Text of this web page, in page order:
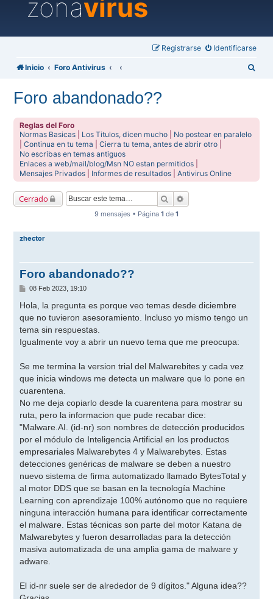
zonavirus
Identificarse
Registrarse
Inicio Foro Antivirus
Foro abandonado??
Reglas del Foro
Normas Basicas
Los Titulos, dicen mucho
No postear en paralelo
|Continua en tu tema |Cierra tu tema, antes de abrir otro
No escribas en temas antiguos
Enlaces a web/mail/blog/Msn NO estan permitidos
Mensajes Privados
Informes de resultados |Antivirus Online
Cerrado Buscar
9 mensajes • Página 1 de 1
zhector
Foro abandonado??
M
n
a
j
e
08 Feb 2023, 19:10
Hola, la pregunta es porque veo temas desde diciembre
que no tuvieron asesoramiento. Incluso yo mismo tengo un
tema sin respuestas.
Igualmente voy a abrir un nuevo tema que me preocupa:
Se me termina la version trial del Malwarebites y cada vez
que inicia windows me detecta un malware que lo pone en
cuarentena.
No me deja copiarlo desde la cuarentena para mostrar su
ruta, pero la informacion que pude recabar dice:
"Malware.AI. (id-nr) son nombres de detección producidos
por el módulo de Inteligencia Artificial en los productos
empresariales Malwarebytes 4 y Malwarebytes. Estas
detecciones genéricas de malware se deben a nuestro
nuevo sistema de firma automatizado llamado BytesTotal y
al motor DDS que se basan en la tecnología Machine
Learning con aprendizaje 100% autónomo que no requiere
ninguna interacción humana para identificar correctamente
el malware. Estas técnicas son parte del motor Katana de
Malwarebytes y fueron desarrolladas para la detección
masiva automatizada de una amplia gama de malware y
adware.
El id-nr suele ser de alrededor de 9 dígitos." Alguna idea??